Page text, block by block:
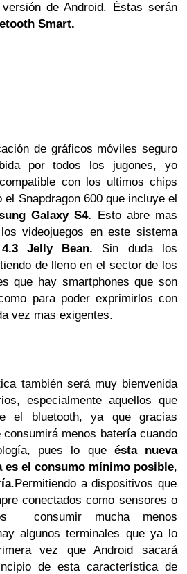
de Android. Éstas serán
Smart.
de gráficos móviles seguro
por todos los jugones, yo
con los ultimos chips
el Snapdragon 600 que incluye el
Galaxy S4. Esto abre mas
videojuegos en este sistema
Jelly Bean. Sin duda los
de lleno en el sector de los
que hay smartphones que son
para poder exprimirlos con
vez mas exigentes.
también será muy bienvenida
especialmente aquellos que
el bluetooth, ya que gracias
menos batería cuando
pues lo que ésta nueva
es el consumo mínimo posible,
.Permitiendo a dispositivos que
conectados como sensores o
consumir mucha menos
algunos terminales que ya lo
vez que Android sacará
de esta característica de